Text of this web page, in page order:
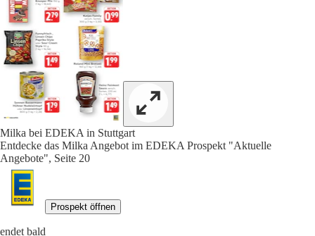
Milka bei EDEKA in Stuttgart
Entdecke das Milka Angebot im EDEKA Prospekt "Aktuelle
Angebote", Seite 20
Prospekt öffnen
endet bald